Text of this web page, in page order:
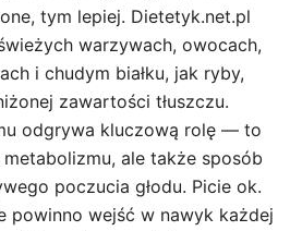
tym lepiej. Dietetyk.net.pl
warzywach, owocach,
i chudym białku, jak ryby,
zawartości tłuszczu.
odgrywa kluczową rolę — to
ale także sposób
poczucia głodu. Picie ok.
powinno wejść w nawyk każdej